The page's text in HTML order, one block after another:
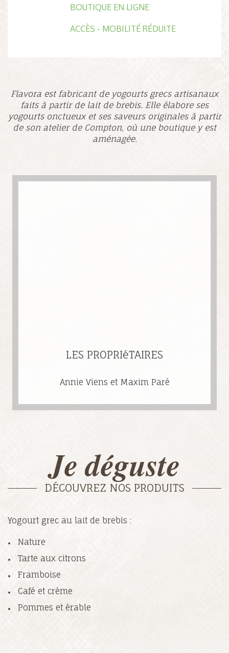
BOUTIQUE EN LIGNE
ACCÈS - MOBILITÉ RÉDUITE
Flavora est fabricant de yogourts grecs artisanaux
faits à partir de lait de brebis. Elle élabore ses
yogourts onctueux et ses saveurs originales à partir
de son atelier de Compton, où une boutique y est
aménagée.
LES PROPRIéTAIRES
Annie Viens et Maxim Paré
Je déguste
DÉCOUVREZ NOS PRODUITS
Yogourt grec au lait de brebis :
Nature
Tarte aux citrons
Framboise
Café et crème
Pommes et érable